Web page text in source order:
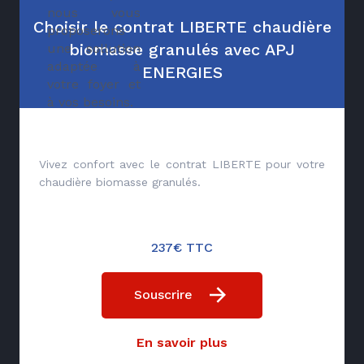
nous vous
proposerons
une sollution
adaptée à
votre foyer et
à vos besoins.
Choisir le contrat LIBERTE chaudière
biomasse granulés avec APJ
ENERGIES
Vivez confort avec le contrat LIBERTE pour votre
chaudière biomasse granulés.
237€ TTC
Souscrire
En savoir plus